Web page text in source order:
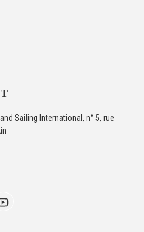
Sailing International, n° 5, rue